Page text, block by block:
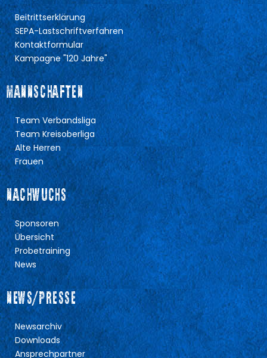
Beitrittserklärung
SEPA-Lastschriftverfahren
Kontaktformular
Kampagne "120 Jahre"
MANNSCHAFTEN
Team Verbandsliga
Team Kreisoberliga
Alte Herren
Frauen
NACHWUCHS
Sponsoren
Übersicht
Probetraining
News
NEWS/PRESSE
Newsarchiv
Downloads
Ansprechpartner